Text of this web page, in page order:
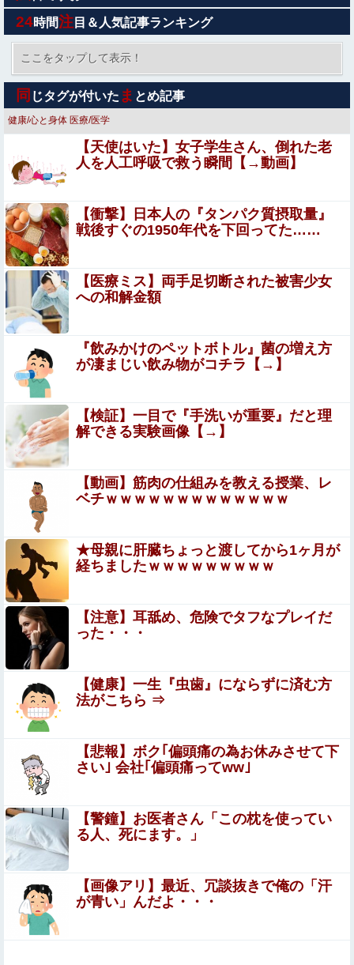
ホをちょっとしてるだけなのに妊娠中の妻がため息をつき
ながら家事をする
ストーカーに狙われた女子高生が悲惨…絶対に避けられな
い中出しレ●プGIF画像
【悲報】風俗嬢やってる女の末路ｗｗｗｗｗｗｗｗｗｗｗ
暴力行為法違反の疑いで、毎日新聞記者を逮捕
ケガが多かったプロ野球選手※多村仁志禁止他
【閲覧注意】ENHYPEN・NI-KIファン「みなちゃん」
（キャバ嬢・MINA）自殺動画
積水ハウス「地面師に55億円騙し取られた…」ワイ
「はえーかわいそう…会社滅茶苦茶やろなぁ」
【閲覧注意・動画】大阪で警察に射殺された男の動画、エ
グい 撃たれてから叫びながら苦しみもがいて死ぬ
【悲報】ワイのせいで会社を辞めた新人が「3人」もいた
ことが発覚ｗｗｗｗｗ
【画像】宇垣美里「学生時代は全然モテなかったです」←
これほんまかぁ？w w w w w w w w
【悲痛】体デカいのに全然動かない嫁…おれの我
慢が限界に達した理由ｗｗｗｗ
【画像】突然脱ぎだすゲーム配信者の美少女がエ●すぎる
ｗｗｗ
【朗報】 秋田にアラブが2兆円の投資決定ｗｗｗ
エロ漫画『TSしてパパのえっちな娘になるバイト そして
娘堕ちするまでがセット』をrawやhitomiを使わずに無料
で読む方法│あむぁいおかし製作所
【FANZA】 2026年8月7日(金)配信開始作品
高市首相「日銀は国債を買い入れろ」←また円安が進行す
るやん
まじのガチのネタ抜きで超能力一個貰えるならテレポーテ
ーション一択だよな他
福戸あやアナ 脇チラ見え！！
開脚させられマ○コ丸出し状態で、ク○ニされてる美女たち
【画像】講談社さん、ミスマガジンで児童を性搾取し
てしまうｗｗｗｗｗｗｗｗｗ
【動画】 じゅぼぼぼ！え！これが芸能人のフｏラだ、綺麗
24時間注 目＆人気記事ランキング
ここをタップして表示！
同 じタグが付いた ま とめ記事
健康/心と身体 医療/医学
【天使はいた】女子学生さん、倒れた老
人を人工呼吸で救う瞬間【→動画】
【衝撃】日本人の『タンパク質摂取量』
戦後すぐの1950年代を下回ってた……
【医療ミス】両手足切断された被害少女
への和解金額
『飲みかけのペットボトル』菌の増え方
が凄まじい飲み物がコチラ【→】
【検証】一目で『手洗いが重要』だと理
解できる実験画像【→】
【動画】筋肉の仕組みを教える授業、レ
ベチｗｗｗｗｗｗｗｗｗｗｗｗｗ
★母親に肝臓ちょっと渡してから1ヶ月が
経ちましたｗｗｗｗｗｗｗｗｗ
【注意】耳舐め、危険でタフなプレイだ
った・・・
【健康】一生『虫歯』にならずに済む方
法がこちら ⇒
【悲報】ボク｢偏頭痛の為お休みさせて下
さい｣ 会社｢偏頭痛ってww｣
【警鐘】お医者さん「この枕を使ってい
る人、死にます。」
【画像アリ】最近、冗談抜きで俺の「汗
が青い」んだよ・・・